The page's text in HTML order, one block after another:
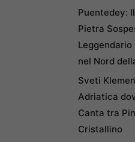
Puentedey:
Pietra
Leggendario
nel Nord
Sveti
Adriatica
Canta tra
Cristallino